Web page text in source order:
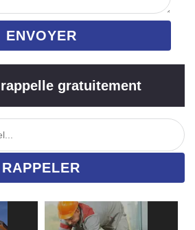
gratuitement